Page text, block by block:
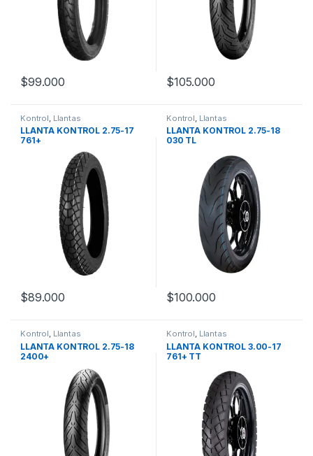
$99.000 $105.000
Kontrol Llantas
LLANTA KONTROL 2.75-17
761+
$89.000
Kontrol Llantas
LLANTA KONTROL 2.75-18
030 TL
$100.000
Kontrol, Llantas
LLANTA KONTROL 2.75-18
2400+
Kontrol, Llantas
LLANTA KONTROL 3.00-17
761+ TT